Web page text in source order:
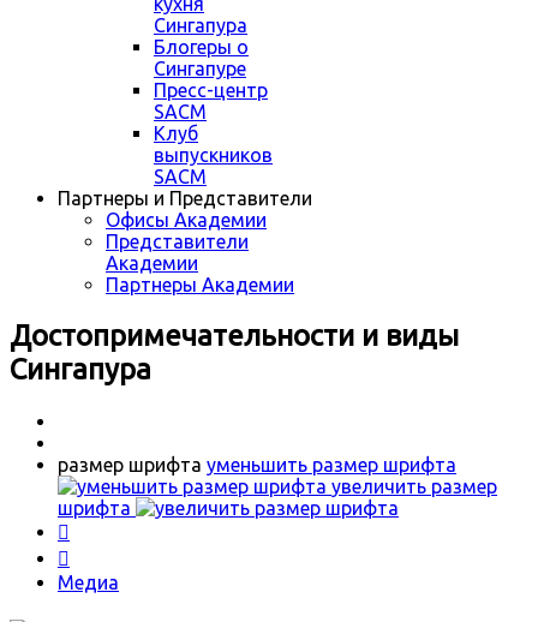
Сингапура
Блогеры о
Сингапуре
Пресс-центр
SACM
Клуб
выпускников
SACM
Партнеры и Представители
Офисы Академии
Представители
Академии
Партнеры Академии
Достопримечательности и виды
Сингапура
размер шрифта уменьшить размер шрифта
увеличить размер
шрифта


Медиа